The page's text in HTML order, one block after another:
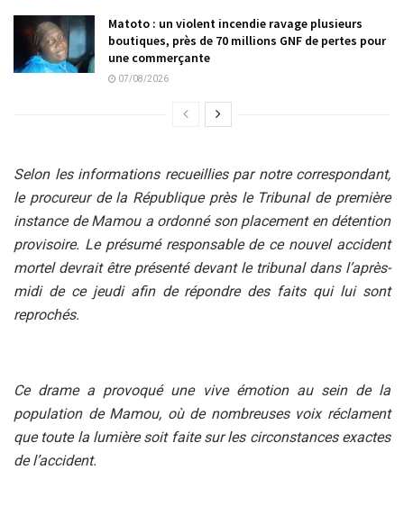
Matoto : un violent incendie ravage plusieurs
boutiques, près de 70 millions GNF de pertes pour
une commerçante
07/08/2026
Selon les informations recueillies par notre correspondant,
le procureur de la République près le Tribunal de première
instance de Mamou a ordonné son placement en détention
provisoire. Le présumé responsable de ce nouvel accident
mortel devrait être présenté devant le tribunal dans l’après-
midi de ce jeudi afin de répondre des faits qui lui sont
reprochés.
Ce drame a provoqué une vive émotion au sein de la
population de Mamou, où de nombreuses voix réclament
que toute la lumière soit faite sur les circonstances exactes
de l’accident.